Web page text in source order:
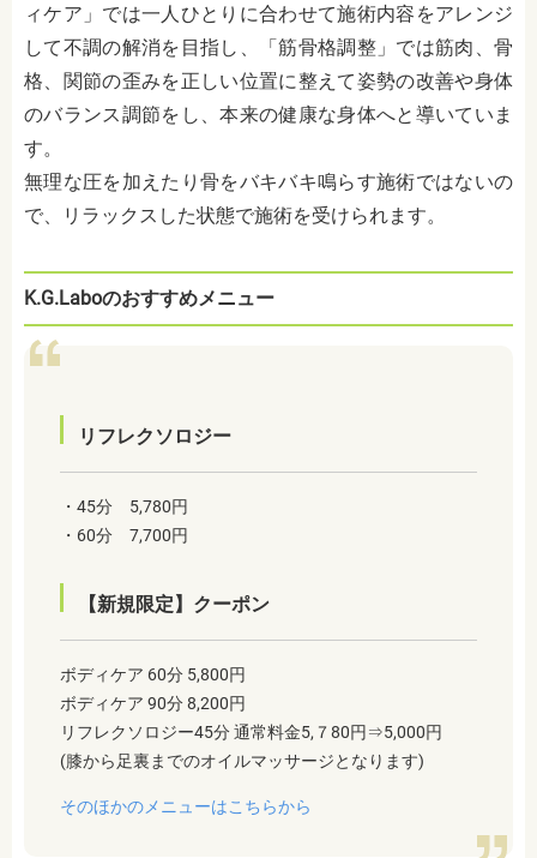
ィケア」では一人ひとりに合わせて施術内容をアレンジ
して不調の解消を目指し、「筋骨格調整」では筋肉、骨
格、関節の歪みを正しい位置に整えて姿勢の改善や身体
のバランス調節をし、本来の健康な身体へと導いていま
す。
無理な圧を加えたり骨をバキバキ鳴らす施術ではないの
で、リラックスした状態で施術を受けられます。
K.G.Laboのおすすめメニュー
リフレクソロジー
・45分 5,780円
・60分 7,700円
【新規限定】クーポン
ボディケア 60分 5,800円
ボディケア 90分 8,200円
リフレクソロジー45分 通常料金5,７80円⇒5,000円
(膝から足裏までのオイルマッサージとなります)
そのほかのメニューはこちらから